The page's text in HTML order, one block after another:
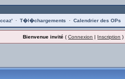
· T�l�chargements · Calendrier des OPs
Bienvenue invité (Connexion | Inscription )